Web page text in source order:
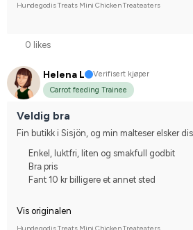
Hundegodis Treats Mini Chicken Treateaters
0 likes
Helena L
Verifisert kjøper
Carrot feeding Trainee
Veldig bra
Fin butikk i Sisjön, og min malteser elsker
Enkel, luktfri, liten og smakfull godbit
Bra pris
Fant 10 kr billigere et annet sted
Vis originalen